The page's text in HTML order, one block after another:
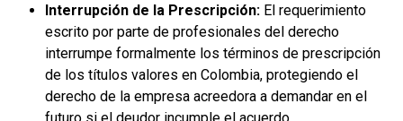
Interrupción de la Prescripción: El requerimiento
escrito por parte de profesionales del derecho
interrumpe formalmente los términos de prescripción
de los títulos valores en Colombia, protegiendo el
derecho de la empresa acreedora a demandar en el